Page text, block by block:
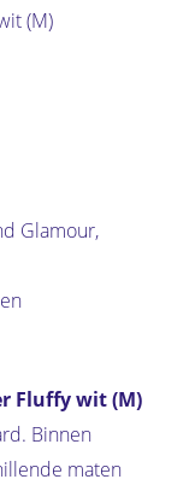
(M)
Glamour,
Fluffy wit (M)
Binnen
maten